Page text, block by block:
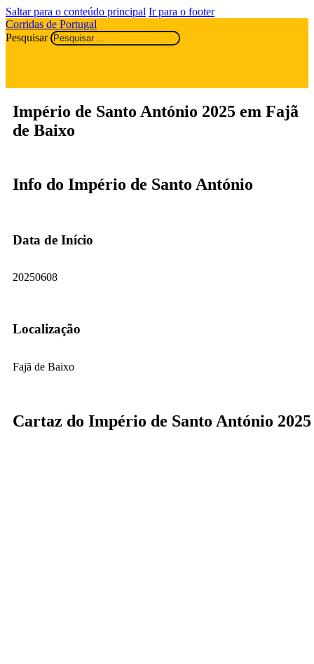
Saltar para o conteúdo principal Ir para o footer
Corridas de Portugal
Pesquisar
Império de Santo António 2025 em Fajã
de Baixo
Info do Império de Santo António
Data de Início
20250608
Localização
Fajã de Baixo
Cartaz do Império de Santo António 2025